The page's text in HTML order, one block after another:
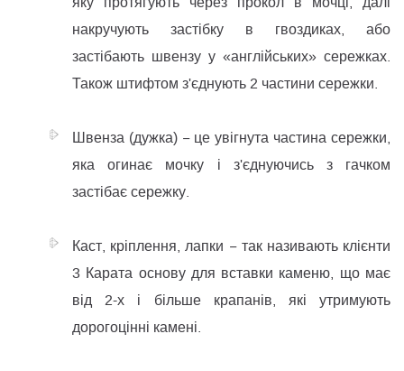
накручують застібку в гвоздиках, або
застібають швензу у «англійських» сережках.
Також штифтом з'єднують 2 частини сережки.
Швенза (дужка) − це увігнута частина сережки,
яка огинає мочку і з'єднуючись з гачком
застібає сережку.
Каст, кріплення, лапки − так називають клієнти
3 Карата основу для вставки каменю, що має
від 2-х і більше крапанів, які утримують
дорогоцінні камені.